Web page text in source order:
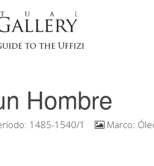
Hombre
1485-1540/1 Marco: